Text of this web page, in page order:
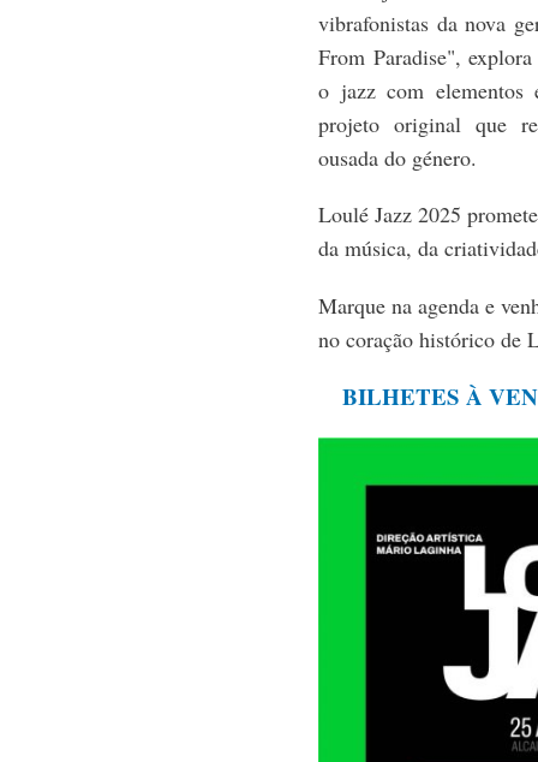
vibrafonistas da nova
From Paradise",
o jazz com elementos
projeto original que
ousada do género.
Loulé Jazz 2025
da música, da
Marque na agenda e
no coração histórico de
BILHETES À